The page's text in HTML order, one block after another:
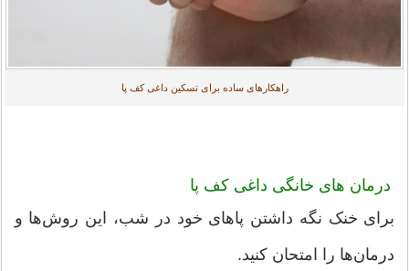
راهکارهای ساده برای تسکین داغی کف پا
درمان های خانگی داغی کف پا
برای خنک نگه داشتن پاهای خود در شب، این روش‌ها و
درمان‌ها را امتحان کنید.